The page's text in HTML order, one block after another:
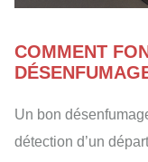
COMMENT
Un bon
détection d’un